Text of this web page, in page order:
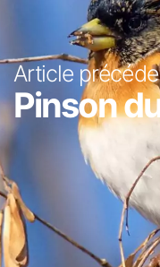
Article
Pinson